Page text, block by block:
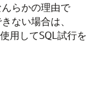
らかの理由で
ない場合は、
用してSQL試行を